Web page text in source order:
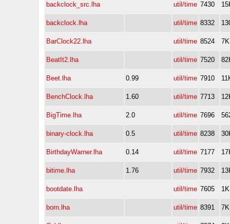
backclock_src.lha util/time 7430
backclock.lha util/time 8332
BarClock22.lha util/time 8524 7K
BeatIt2.lha util/time 7520
Beet.lha 0.99 util/time 7910
BenchClock.lha 1.60 util/time 7713
BigTime.lha 2.0 util/time 7696
binary-clock.lha 0.5 util/time 8238
BirthdayWarner.lha 0.14 util/time 7177
bitime.lha 1.76 util/time 7932
bootdate.lha util/time 7605 1K
born.lha util/time 8391 7K